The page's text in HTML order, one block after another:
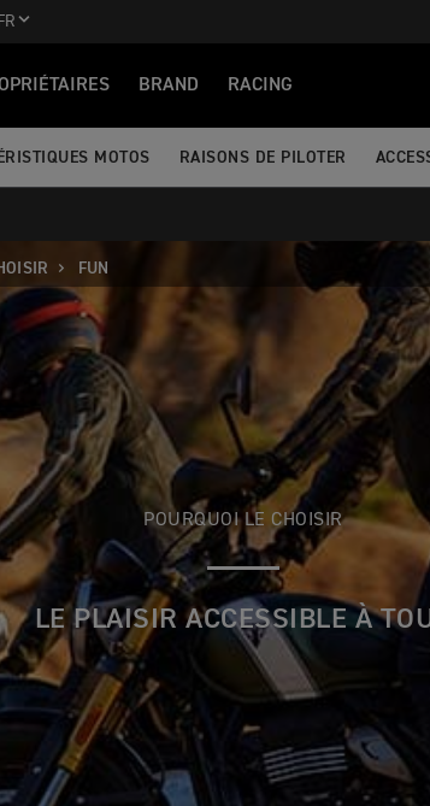
BRAND RACING
MOTOS RAISONS DE PILOTER
FUN
POURQUOI LE CHOISIR
LE PLAISIR ACCESSIBLE À